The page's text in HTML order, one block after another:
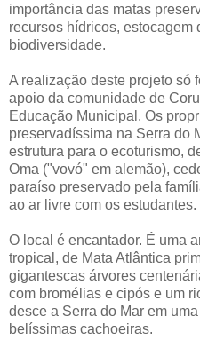
importância das matas
recursos hídricos, estocagem
biodiversidade.
A realização deste projeto só
apoio da comunidade de
Educação Municipal. Os
preservadíssima na Serra do
estrutura para o ecoturismo,
Oma ("vovó" em alemão),
paraíso preservado pela
ao ar livre com os estudantes.
O local é encantador. É uma
tropical, de Mata Atlântica
gigantescas árvores
com bromélias e cipós e um
desce a Serra do Mar em
belíssimas cachoeiras.